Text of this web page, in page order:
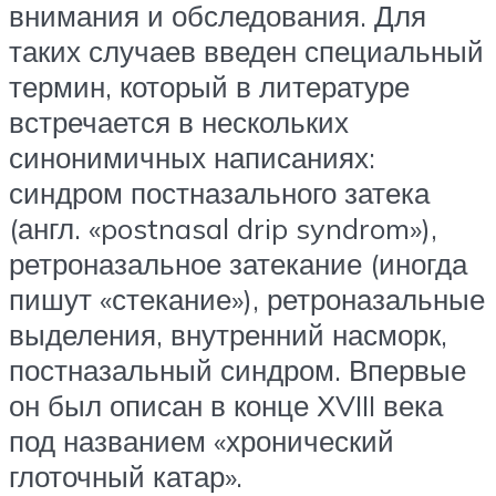
внимания и обследования. Для
таких случаев введен специальный
термин, который в литературе
встречается в нескольких
синонимичных написаниях:
синдром постназального затека
(англ. «postnasal drip syndrom»),
ретроназальное затекание (иногда
пишут «стекание»), ретроназальные
выделения, внутренний насморк,
постназальный синдром. Впервые
он был описан в конце ХVIII века
под названием «хронический
глоточный катар».